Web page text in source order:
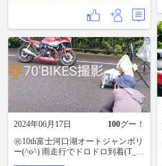
2024年06月17日 100グー！
㊗10th富士河口湖オートジャンボリ
ー(^o^) 雨走行でドロドロ到着(T_T)